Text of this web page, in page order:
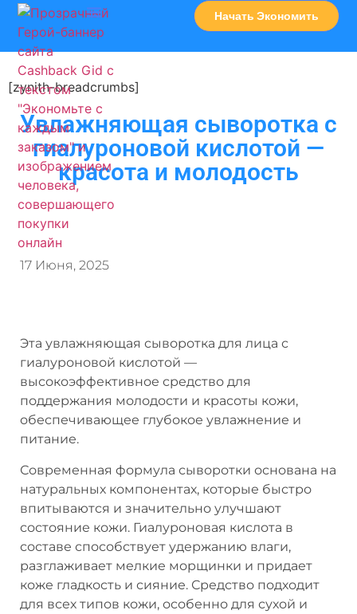
Начать Экономить
[zynith-breadcrumbs]
Увлажняющая сыворотка с
гиалуроновой кислотой —
красота и молодость
17 Июня, 2025
Эта увлажняющая сыворотка для лица с
гиалуроновой кислотой —
высокоэффективное средство для
поддержания молодости и красоты кожи,
обеспечивающее глубокое увлажнение и
питание.
Современная формула сыворотки основана на
натуральных компонентах, которые быстро
впитываются и значительно улучшают
состояние кожи. Гиалуроновая кислота в
составе способствует удержанию влаги,
разглаживает мелкие морщинки и придает
коже гладкость и сияние. Средство подходит
для всех типов кожи, особенно для сухой и